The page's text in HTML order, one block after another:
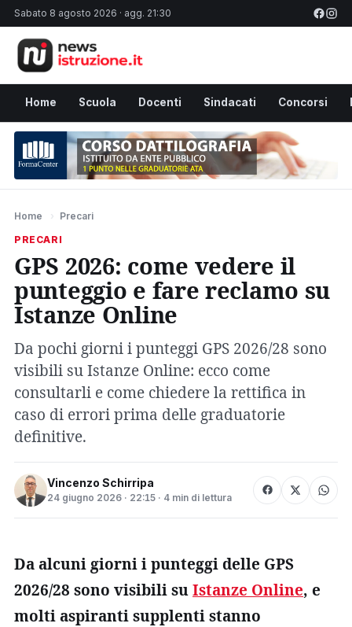
Sabato 8 agosto 2026 · agg. 21:30
Home Scuola Docenti Sindacati Concorsi
Home › Precari
PRECARI
GPS 2026: come vedere il
punteggio e fare reclamo su
Istanze Online
Da pochi giorni i punteggi GPS 2026/28 sono
visibili su Istanze Online: ecco come
consultarli e come chiedere la rettifica in
caso di errori prima delle graduatorie
definitive.
Vincenzo Schirripa
24 giugno 2026 · 22:15 · 4 min di lettura
Da alcuni giorni i punteggi delle GPS
2026/28 sono visibili suIstanze Online, e
molti aspiranti supplenti stanno